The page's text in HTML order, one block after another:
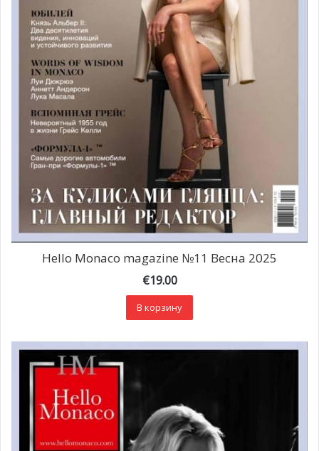
Hello Monaco magazine №11 Весна 2025
€19.00
В корзину